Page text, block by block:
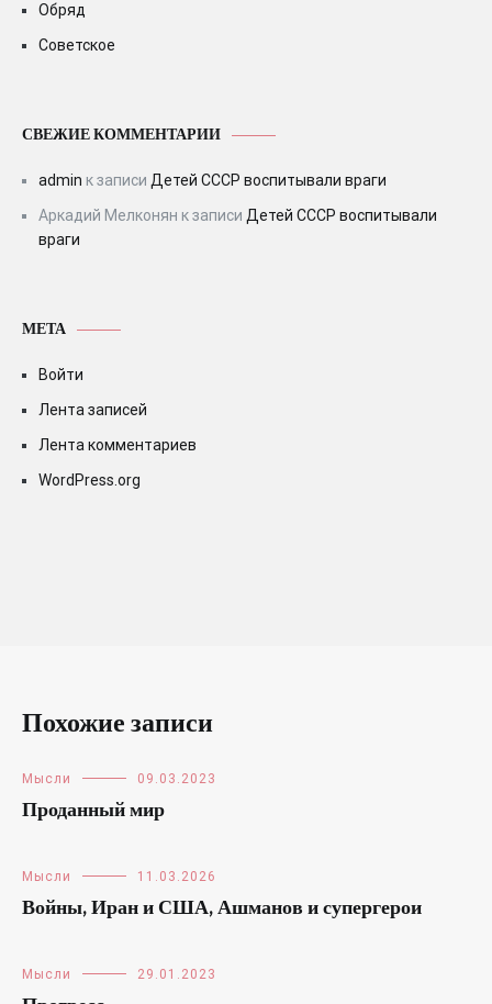
Обряд
Советское
СВЕЖИЕ КОММЕНТАРИИ
admin к записи Детей СССР воспитывали враги
Аркадий Мелконян к записи Детей СССР воспитывали
враги
МЕТА
Войти
Лента записей
Лента комментариев
WordPress.org
Похожие записи
Мысли 09.03.2023
Проданный мир
Мысли 11.03.2026
Войны, Иран и США, Ашманов и супергерои
Мысли 29.01.2023